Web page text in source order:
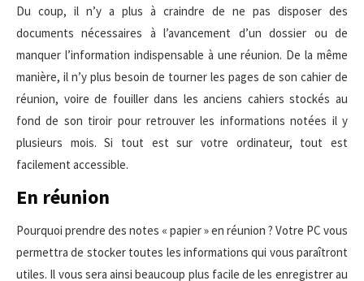
Du coup, il n’y a plus à craindre de ne pas disposer des
documents nécessaires à l’avancement d’un dossier ou de
manquer l’information indispensable à une réunion. De la même
manière, il n’y plus besoin de tourner les pages de son cahier de
réunion, voire de fouiller dans les anciens cahiers stockés au
fond de son tiroir pour retrouver les informations notées il y
plusieurs mois. Si tout est sur votre ordinateur, tout est
facilement accessible.
En réunion
Pourquoi prendre des notes « papier » en réunion ? Votre PC vous
permettra de stocker toutes les informations qui vous paraîtront
utiles. Il vous sera ainsi beaucoup plus facile de les enregistrer au